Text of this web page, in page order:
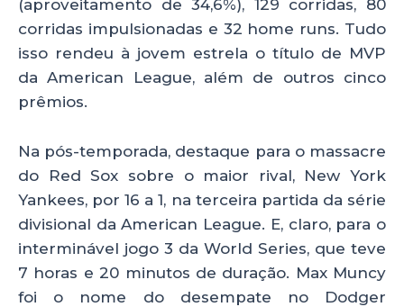
(aproveitamento de 34,6%), 129 corridas, 80
corridas impulsionadas e 32 home runs. Tudo
isso rendeu à jovem estrela o título de MVP
da American League, além de outros cinco
prêmios.
Na pós-temporada, destaque para o massacre
do Red Sox sobre o maior rival, New York
Yankees, por 16 a 1, na terceira partida da série
divisional da American League. E, claro, para o
interminável jogo 3 da World Series, que teve
7 horas e 20 minutos de duração. Max Muncy
foi o nome do desempate no Dodger